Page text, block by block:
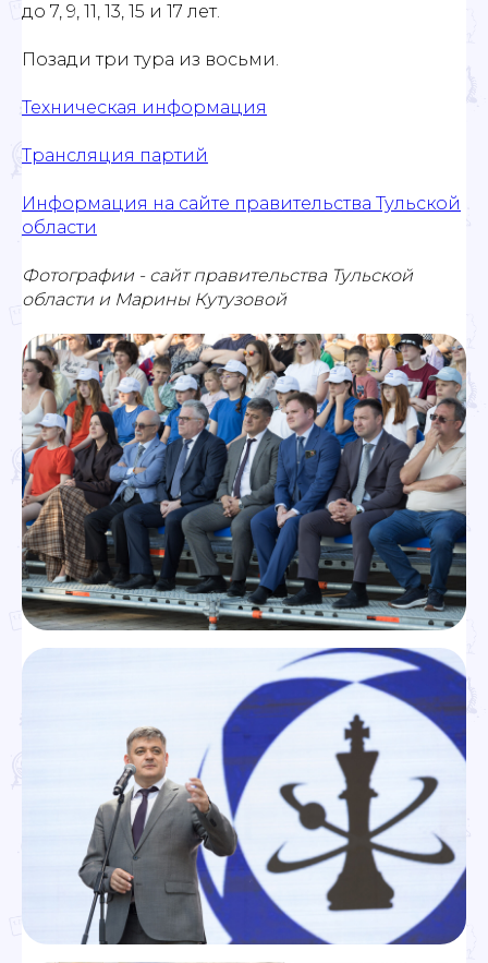
до 7, 9, 11, 13, 15 и 17 лет.
Позади три тура из восьми.
Техническая информация
Трансляция партий
Информация на сайте правительства Тульской
области
Фотографии - сайт правительства Тульской
области и Марины Кутузовой